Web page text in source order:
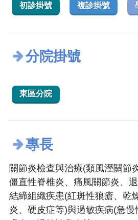
初診掛號 複診掛號
分院掛號
東區分院
專長
關節炎檢查與治療(類風溼關節
僵直性脊椎炎、痛風關節炎、
結締組織疾患(紅斑性狼瘡、乾
炎、硬皮症等)與過敏疾病(急